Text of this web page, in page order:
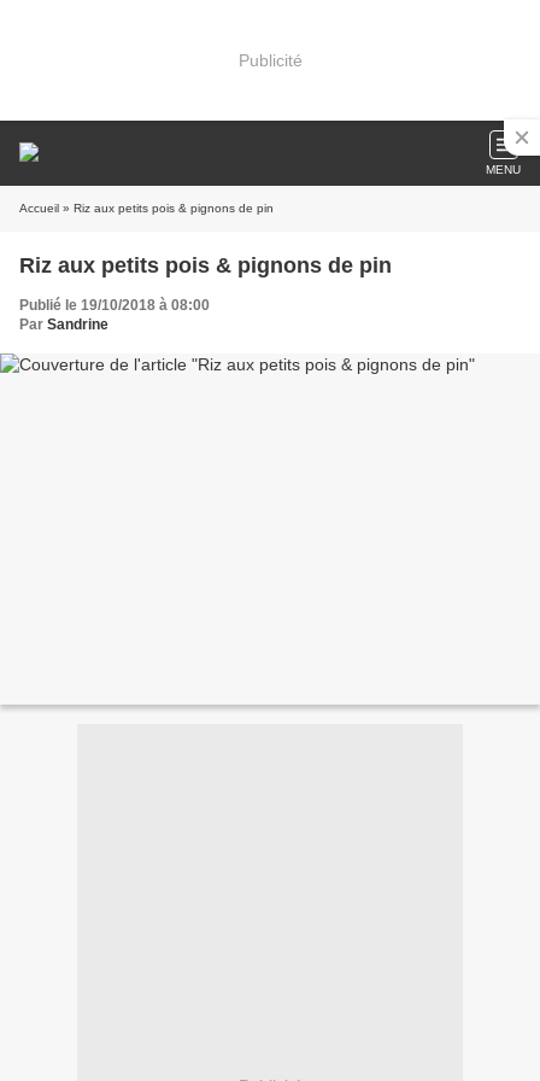
Publicité
MENU
Accueil » Riz aux petits pois & pignons de pin
Riz aux petits pois & pignons de pin
Publié le 19/10/2018 à 08:00
Par Sandrine